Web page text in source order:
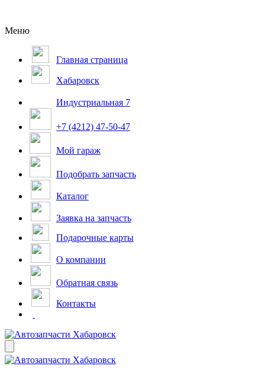
Меню
Главная страница
Хабаровск
Индустриальная 7
+7 (4212) 47-50-47
Мой гараж
Подобрать запчасть
Каталог
Заявка на запчасть
Подарочные карты
О компании
Обратная связь
Контакты